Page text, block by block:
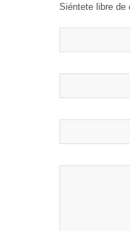
Siéntete libre de